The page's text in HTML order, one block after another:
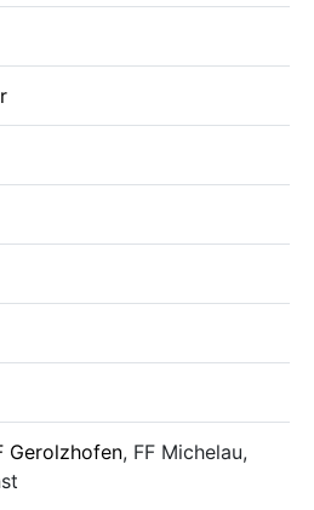
Gerolzhofen, FF Michelau,